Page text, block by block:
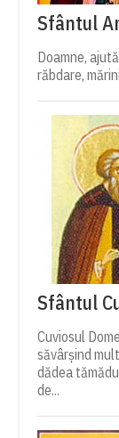
Sfântul
Doamne,
răbdare,
Sfântul
Cuviosul
săvârșind
dădea
de...